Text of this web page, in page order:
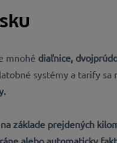
mnohé diaľnice,
systémy a tarify
základe prejdených